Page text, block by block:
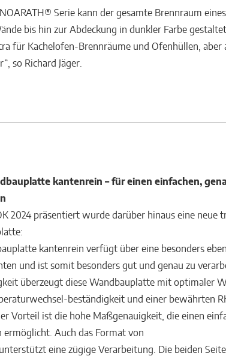
NOARATH® Serie kann der gesamte Brennraum
bis hin zur Abdeckung in dunkler Farbe
für Kachelofen-Brennräume und Ofenhüllen, aber
so Richard Jäger.
kantenrein – für einen einfachen,
2024 präsentiert wurde darüber hinaus eine neue
kantenrein verfügt über eine besonders
und ist somit besonders gut und genau zu
überzeugt diese Wandbauplatte mit optimaler
beständigkeit und einer bewährten
Vorteil ist die hohe Maßgenauigkeit, die einen
ermöglicht. Auch das Format von
eine zügige Verarbeitung. Die beiden